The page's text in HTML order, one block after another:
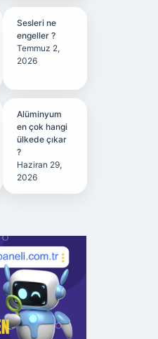
Sesleri ne
engeller ?
Temmuz 2,
2026
Alüminyum
en çok hangi
ülkede çıkar
?
Haziran 29,
2026